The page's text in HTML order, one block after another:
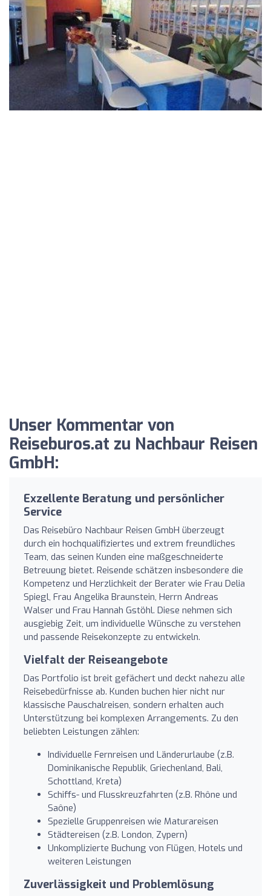
Unser Kommentar von
Reiseburos.at zu Nachbaur Reisen
GmbH:
Exzellente Beratung und persönlicher
Service
Das Reisebüro Nachbaur Reisen GmbH überzeugt
durch ein hochqualifiziertes und extrem freundliches
Team, das seinen Kunden eine maßgeschneiderte
Betreuung bietet. Reisende schätzen insbesondere die
Kompetenz und Herzlichkeit der Berater wie Frau Delia
Spiegl, Frau Angelika Braunstein, Herrn Andreas
Walser und Frau Hannah Gstöhl. Diese nehmen sich
ausgiebig Zeit, um individuelle Wünsche zu verstehen
und passende Reisekonzepte zu entwickeln.
Vielfalt der Reiseangebote
Das Portfolio ist breit gefächert und deckt nahezu alle
Reisebedürfnisse ab. Kunden buchen hier nicht nur
klassische Pauschalreisen, sondern erhalten auch
Unterstützung bei komplexen Arrangements. Zu den
beliebten Leistungen zählen:
Individuelle Fernreisen und Länderurlaube (z.B.
Dominikanische Republik, Griechenland, Bali,
Schottland, Kreta)
Schiffs- und Flusskreuzfahrten (z.B. Rhône und
Saône)
Spezielle Gruppenreisen wie Maturareisen
Städtereisen (z.B. London, Zypern)
Unkomplizierte Buchung von Flügen, Hotels und
weiteren Leistungen
Zuverlässigkeit und Problemlösung